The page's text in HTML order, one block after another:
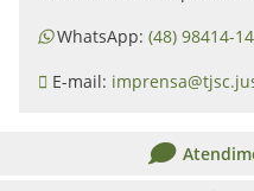
WhatsApp: (48) 98414-
E-mail: